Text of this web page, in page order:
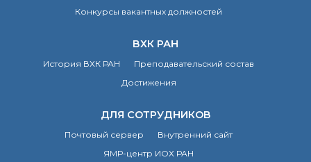
Почтовый серверКонкурсы вакантных должностей
ВХК РАН
История ВХК РАН
Преподавательский состав
Достижения
ДЛЯ СОТРУДНИКОВ
Почтовый сервер
Внутренний сайт
ЯМР-центр ИОХ РАН